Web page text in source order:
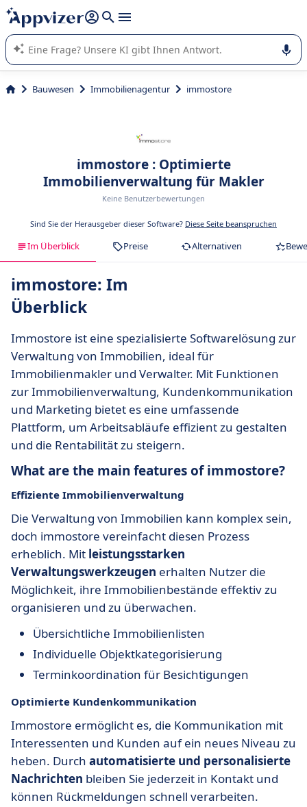
beantworten (mehrere Zeilen mit
Die KI von Appvizer führt Sie bei der Nutzung oder Auswahl
von SaaS-Software in Unternehmen.
Bauwesen Immobilienagentur immostore
immostore : Optimierte
Immobilienverwaltung für Makler
Keine Benutzerbewertungen
Sind Sie der Herausgeber dieser Software? Diese Seite beanspruchen
Im Überblick Preise Alternativen
immostore: Im
Überblick
Immostore ist eine spezialisierte Softwarelösung zur
Verwaltung von Immobilien, ideal für
Immobilienmakler und Verwalter. Mit Funktionen
zur Immobilienverwaltung, Kundenkommunikation
und Marketing bietet es eine umfassende
Plattform, um Arbeitsabläufe effizient zu gestalten
und die Rentabilität zu steigern.
What are the main features of immostore?
Effiziente Immobilienverwaltung
Die Verwaltung von Immobilien kann komplex sein,
doch immostore vereinfacht diesen Prozess
erheblich. Mit leistungsstarken
Verwaltungswerkzeugen erhalten Nutzer die
Möglichkeit, ihre Immobilienbestände effektiv zu
organisieren und zu überwachen.
Übersichtliche Immobilienlisten
Individuelle Objektkategorisierung
Terminkoordination für Besichtigungen
Optimierte Kundenkommunikation
Immostore ermöglicht es, die Kommunikation mit
Interessenten und Kunden auf ein neues Niveau zu
heben. Durch automatisierte und personalisierte
Nachrichten bleiben Sie jederzeit in Kontakt und
können Rückmeldungen schnell verarbeiten.